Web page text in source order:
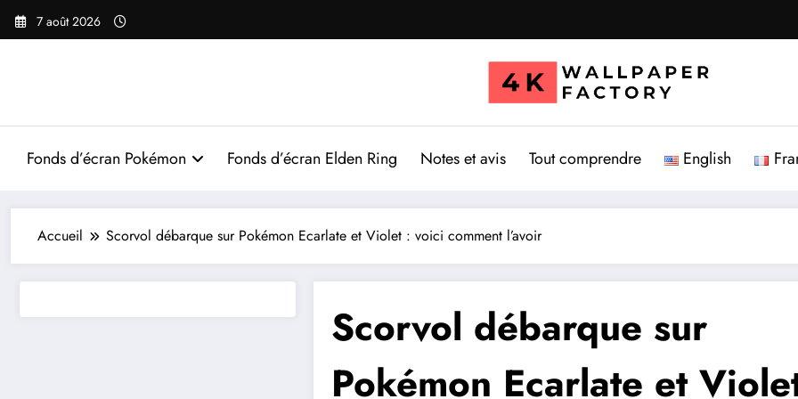
Aller
7 août 2026
Fonds d’écran Pokémon Fonds d’écran Elden Ring Notes et avis Tout comprendre English
Accueil Scorvol débarque sur Pokémon Ecarlate et Violet : voici comment l’avoir
Scorvol débarque sur
Pokémon Ecarlate et